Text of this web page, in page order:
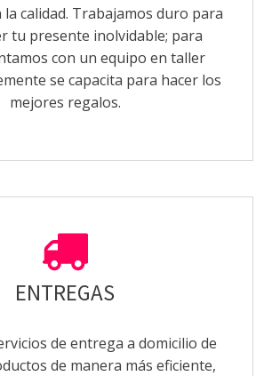
calidad. Trabajamos duro para
tu presente inolvidable; para
con un equipo en taller
se capacita para hacer los
mejores regalos.
ENTREGAS
de entrega a domicilio de
de manera más eficiente,